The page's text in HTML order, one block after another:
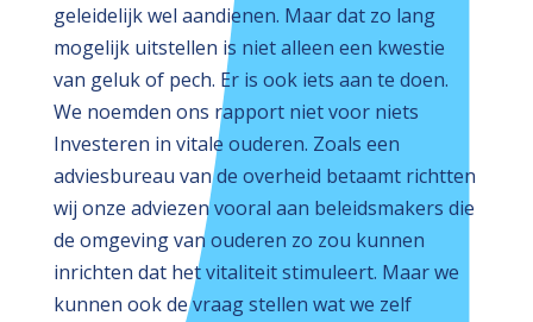
geleidelijk wel aandienen. Maar dat zo lang
mogelijk uitstellen is niet alleen een kwestie
van geluk of pech. Er is ook iets aan te doen.
We noemden ons rapport niet voor niets
Investeren in vitale ouderen. Zoals een
adviesbureau van de overheid betaamt richtten
wij onze adviezen vooral aan beleidsmakers die
de omgeving van ouderen zo zou kunnen
inrichten dat het vitaliteit stimuleert. Maar we
kunnen ook de vraag stellen wat we zelf